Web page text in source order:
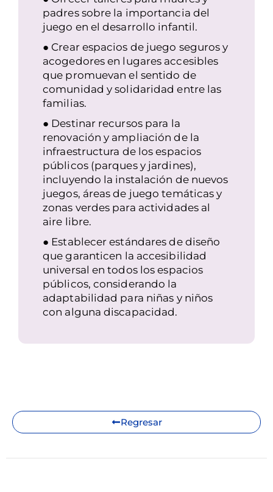
padres sobre la importancia del
juego en el desarrollo infantil.
● Crear espacios de juego seguros y
acogedores en lugares accesibles
que promuevan el sentido de
comunidad y solidaridad entre las
familias.
● Destinar recursos para la
renovación y ampliación de la
infraestructura de los espacios
públicos (parques y jardines),
incluyendo la instalación de nuevos
juegos, áreas de juego temáticas y
zonas verdes para actividades al
aire libre.
● Establecer estándares de diseño
que garanticen la accesibilidad
universal en todos los espacios
públicos, considerando la
adaptabilidad para niñas y niños
con alguna discapacidad.
Regresar